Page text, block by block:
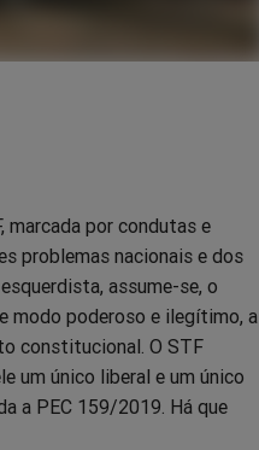
marcada por condutas e
problemas nacionais e dos
assume-se, o
modo poderoso e ilegítimo, a
constitucional. O STF
um único liberal e um único
a PEC 159/2019. Há que